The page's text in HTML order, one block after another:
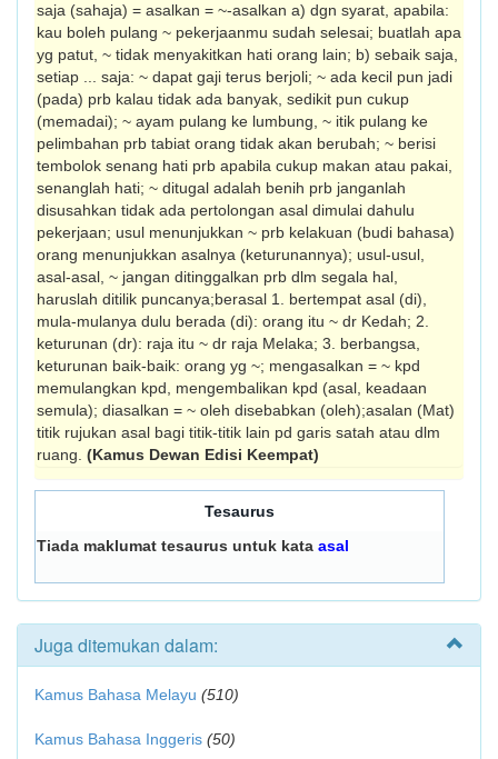
saja (sahaja) = asalkan = ~-asalkan a) dgn syarat, apabila:
kau boleh pulang ~ pekerjaanmu sudah selesai; buatlah apa
yg patut, ~ tidak menyakitkan hati orang lain; b) sebaik saja,
setiap ... saja: ~ dapat gaji terus berjoli; ~ ada kecil pun jadi
(pada) prb kalau tidak ada banyak, sedikit pun cukup
(memadai); ~ ayam pulang ke lumbung, ~ itik pulang ke
pelimbahan prb tabiat orang tidak akan berubah; ~ berisi
tembolok senang hati prb apabila cukup makan atau pakai,
senanglah hati; ~ ditugal adalah benih prb janganlah
disusahkan tidak ada pertolongan asal dimulai dahulu
pekerjaan; usul menunjukkan ~ prb kelakuan (budi bahasa)
orang menunjukkan asalnya (keturunannya); usul-usul,
asal-asal, ~ jangan ditinggalkan prb dlm segala hal,
haruslah ditilik puncanya;berasal 1. bertempat asal (di),
mula-mulanya dulu berada (di): orang itu ~ dr Kedah; 2.
keturunan (dr): raja itu ~ dr raja Melaka; 3. berbangsa,
keturunan baik-baik: orang yg ~; mengasalkan = ~ kpd
memulangkan kpd, mengembalikan kpd (asal, keadaan
semula); diasalkan = ~ oleh disebabkan (oleh);asalan (Mat)
titik rujukan asal bagi titik-titik lain pd garis satah atau dlm
ruang. (Kamus Dewan Edisi Keempat)
Tesaurus
Tiada maklumat tesaurus untuk kata asal
Juga ditemukan dalam:
Kamus Bahasa Melayu (510)
Kamus Bahasa Inggeris (50)